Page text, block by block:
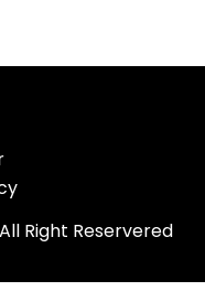
Right Reservered